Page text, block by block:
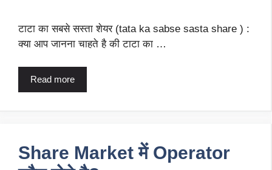
टाटा का सबसे सस्ता शेयर (tata ka sabse sasta share ) :
क्या आप जानना चाहते है की टाटा का …
Read more
Share Market में Operator